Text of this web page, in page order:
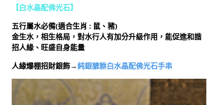
【白水晶配佛光石】
五行屬水必備(適合生肖 : 鼠、豬)
金生水，相生格局，對水行人有加分升級作用，能促進和諧
招人緣、旺盛自身能量
人緣爆棚招財銀飾→純銀貔貅白水晶配佛光石手串